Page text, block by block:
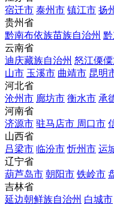
宿迁市 泰州市 镇江市 扬
贵州省
黔南布依族苗族自治州
云南省
迪庆藏族自治州 怒江傈
山市 玉溪市 曲靖市 昆明
河北省
沧州市 廊坊市 衡水市 承
河南省
济源市 驻马店市 周口市
山西省
吕梁市 临汾市 忻州市 运
辽宁省
葫芦岛市 朝阳市 铁岭市
吉林省
延边朝鲜族自治州 白城市